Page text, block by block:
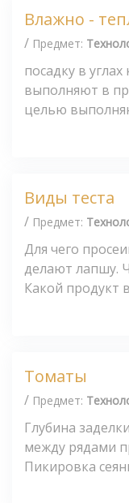
Влажно -
/ Предмет:
посадку в
выполняют в
целью
Виды теста
/ Предмет:
Для чего
делают лапшу.
Какой продукт
Томаты
/ Предмет:
Глубина
между рядами
Пикировка